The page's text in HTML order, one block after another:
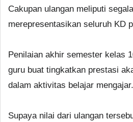
Cakupan ulangan meliputi
merepresentasikan seluruh KD
Penilaian akhir semester kelas
guru buat tingkatkan prestasi
dalam aktivitas belajar mengajar.
Supaya nilai dari ulangan